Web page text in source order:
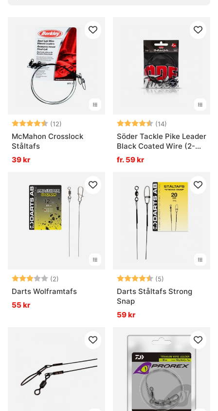
Betyg: (12)
4.8 utav 5 stjärnor
McMahon Crosslock
Ståltafs
39 kr
Betyg: (14)
Söder Tackle Pike Leader
Black Coated Wire (2-
pack)
fr. 59 kr
Betyg: (2)
3.0 utav 5 stjärnor
Darts Wolframtafs
55 kr
Betyg: (5)
Darts Ståltafs Strong
Snap
59 kr